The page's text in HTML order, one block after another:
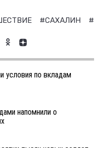
#САХАЛИН
условия по вкладам
напомнили о